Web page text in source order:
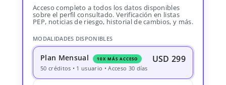
Acceso completo a todos los datos disponibles
sobre el perfil consultado. Verificación en listas
PEP, noticias de riesgo, historial de cambios, y más.
MODALIDADES DISPONIBLES
Plan Mensual 10X MÁS ACCESO USD 299
50 créditos • 1 usuario • Acceso 30 días